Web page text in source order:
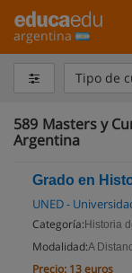
argentina
Tipo de
589 Masters y
Argentina
Grado en
UNED -
Categoría: Historia
Modalidad:A
Precio: 13 euros